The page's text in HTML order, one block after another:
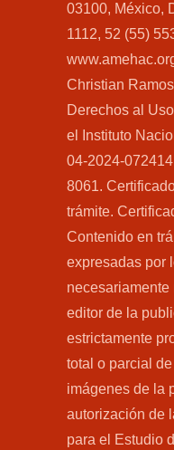
03100, México,
1112, 52 (55)
Christian
Derechos al
el Instituto
04-2024-
8061.
trámite.
Contenido en
expresadas por
necesariamente
editor de la
estrictamente
total o parcial
imágenes de la
autorización de
para el Estudio